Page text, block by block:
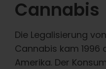
Shop
Deutsch
Cannabis
Die Legalisierung
Cannabis kam 1996
Amerika. Der